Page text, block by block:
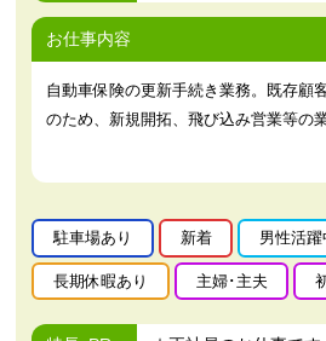
お仕事内容
自動車保険の更新手続き業務。既存顧
のため、新規開拓、飛び込み営業等の
駐車場あり 新着 男性活躍
長期休暇あり 主婦･主夫